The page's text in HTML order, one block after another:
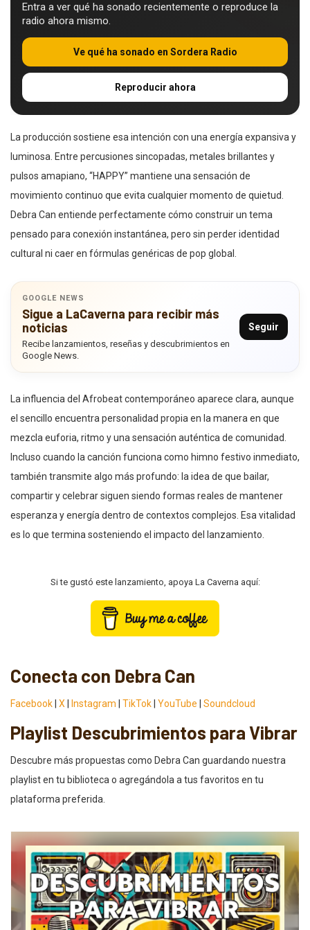
Entra a ver qué ha sonado recientemente o reproduce la
radio ahora mismo.
Ve qué ha sonado en Sordera Radio
Reproducir ahora
La producción sostiene esa intención con una energía expansiva y
luminosa. Entre percusiones sincopadas, metales brillantes y
pulsos amapiano, “HAPPY” mantiene una sensación de
movimiento continuo que evita cualquier momento de quietud.
Debra Can entiende perfectamente cómo construir un tema
pensado para conexión instantánea, pero sin perder identidad
cultural ni caer en fórmulas genéricas de pop global.
GOOGLE NEWS
Sigue a LaCaverna para recibir más
noticias
Recibe lanzamientos, reseñas y descubrimientos en
Google News.
Seguir
La influencia del Afrobeat contemporáneo aparece clara, aunque
el sencillo encuentra personalidad propia en la manera en que
mezcla euforia, ritmo y una sensación auténtica de comunidad.
Incluso cuando la canción funciona como himno festivo inmediato,
también transmite algo más profundo: la idea de que bailar,
compartir y celebrar siguen siendo formas reales de mantener
esperanza y energía dentro de contextos complejos. Esa vitalidad
es lo que termina sosteniendo el impacto del lanzamiento.
Si te gustó este lanzamiento, apoya La Caverna aquí:
Conecta con Debra Can
Facebook X Instagram TikTok YouTube Soundcloud
Playlist Descubrimientos para Vibrar
Descubre más propuestas como Debra Can guardando nuestra
playlist en tu biblioteca o agregándola a tus favoritos en tu
plataforma preferida.